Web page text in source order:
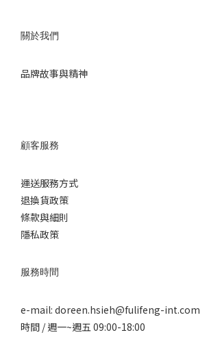
關於我們
品牌故事與精神
顧客服務
運送服務方式
退換貨政策
條款與細則
隱私政策
服務時間
e-mail: doreen.hsieh@fulifeng-int.com
時間 / 週一~週五 09:00-18:00